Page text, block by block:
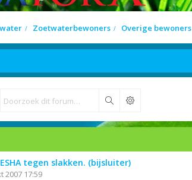
Zoetwaterbewoners Overige bewoners
Zoek
tegen slakken. (bijsluiter)
2007 17:59